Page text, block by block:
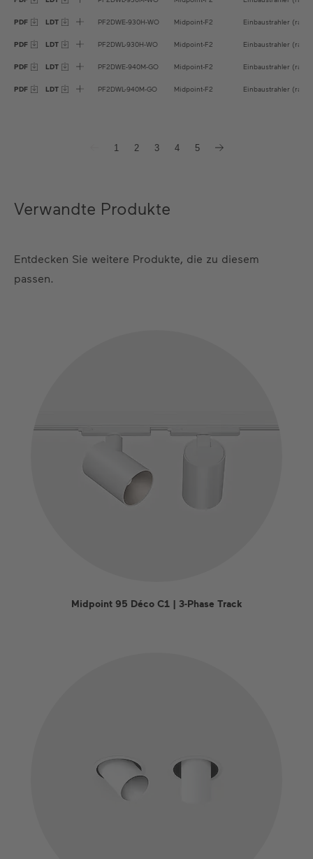
PDF LDT PF2DWE-930H-WO Midpoint-F2 Einbaustrahler
PDF LDT PF2DWL-930H-WO Midpoint-F2 Einbaustrahler
PDF LDT PF2DWE-940M-GO Midpoint-F2 Einbaustrahler
PDF LDT PF2DWL-940M-GO Midpoint-F2 Einbaustrahler
1 2 3 4 5
Verwandte Produkte
Entdecken Sie weitere Produkte, die zu diesem
passen.
Midpoint 95 Déco C1 | 3-Phase Track